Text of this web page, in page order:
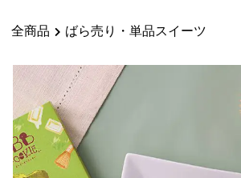
全商品 ばら売り・単品スイーツ